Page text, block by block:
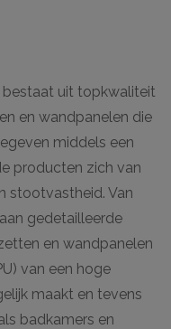
bestaat uit topkwaliteit
en wandpanelen die
middels een
producten zich van
stootvastheid. Van
gedetailleerde
en wandpanelen
van een hoge
maakt en tevens
badkamers en